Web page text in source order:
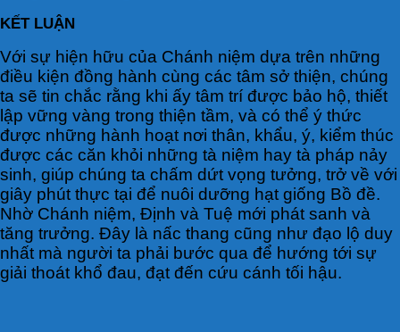
KẾT LUẬN
Với sự hiện hữu của Chánh niệm dựa trên những
điều kiện đồng hành cùng các tâm sở thiện, chúng
ta sẽ tin chắc rằng khi ấy tâm trí được bảo hộ, thiết
lập vững vàng trong thiện tầm, và có thể ý thức
được những hành hoạt nơi thân, khẩu, ý, kiểm thúc
được các căn khỏi những tà niệm hay tà pháp nảy
sinh, giúp chúng ta chấm dứt vọng tưởng, trở về với
giây phút thực tại để nuôi dưỡng hạt giống Bồ đề.
Nhờ Chánh niệm, Định và Tuệ mới phát sanh và
tăng trưởng. Đây là nấc thang cũng như đạo lộ duy
nhất mà người ta phải bước qua để hướng tới sự
giải thoát khổ đau, đạt đến cứu cánh tối hậu.